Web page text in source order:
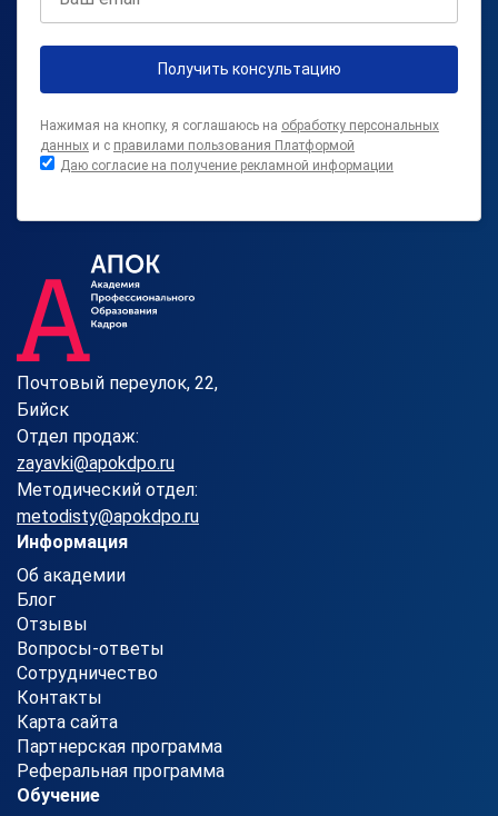
Получить консультацию
Нажимая на кнопку, я соглашаюсь на обработку персональных
данных и с правилами пользования Платформой
Даю согласие на получение рекламной информации
Почтовый переулок, 22,
Бийск
Отдел продаж:
zayavki@apokdpo.ru
Методический отдел:
metodisty@apokdpo.ru
Информация
Об академии
Блог
Отзывы
Вопросы-ответы
Сотрудничество
Контакты
Карта сайта
Партнерская программа
Реферальная программа
Обучение